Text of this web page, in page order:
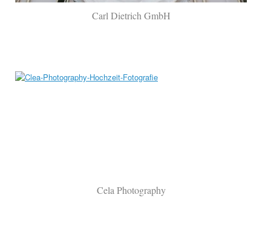
Carl Dietrich GmbH
Cela Photography